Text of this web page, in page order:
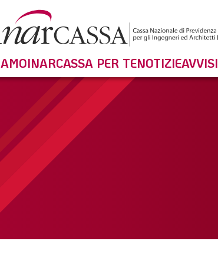
INARCASSA PER TENOTIZIEAVVISI